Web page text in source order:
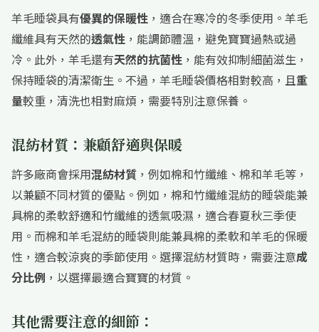
羊毛睡袋具有優異的保暖性 ，適合在寒冷的冬季使用。羊毛
纖維具有天然的透氣性 ，能調節體溫，避免寶寶過熱或過
冷。此外，羊毛還有天然的抗菌性 ，能有效抑制細菌滋生，
保持睡袋的清潔衛生。不過，羊毛睡袋價格相對較高，且重
量較重，清洗也相對麻煩，需要特別注意保養。
混紡材質：兼顧舒適與保暖
許多廠商會採用混紡材質 ，例如棉和竹纖維、棉和羊毛等，
以兼顧不同材質的優點。例如，棉和竹纖維混紡的睡袋能兼
具棉的柔軟舒適和竹纖維的透氣吸濕，適合春夏秋三季使
用。而棉和羊毛混紡的睡袋則能兼具棉的柔軟和羊毛的保暖
性，適合較涼爽的季節使用。選擇混紡材質時，需要注意成
分比例 ，以選擇最適合寶寶的材質。
其他需要注意的細節：